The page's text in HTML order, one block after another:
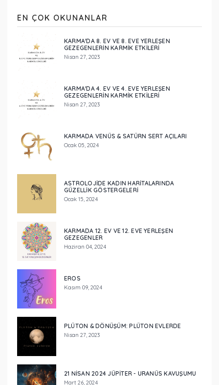
EN ÇOK OKUNANLAR
KARMA'DA 8. EV VE 8. EVE YERLEŞEN
GEZEGENLERİN KARMİK ETKİLERİ
Nisan 27, 2023
KARMA'DA 4. EV VE 4. EVE YERLEŞEN
GEZEGENLERİN KARMİK ETKİLERİ
Nisan 27, 2023
KARMADA VENÜS & SATÜRN SERT AÇILARI
Ocak 05, 2024
ASTROLOJIDE KADIN HARITALARINDA
GÜZELLIK GÖSTERGELERI
Ocak 15, 2024
KARMADA 12. EV VE 12. EVE YERLEŞEN
GEZEGENLER
Haziran 04, 2024
EROS
Kasım 09, 2024
PLÜTON & DÖNÜŞÜM: PLÜTON EVLERDE
Nisan 27, 2023
21 NISAN 2024 JÜPITER - URANÜS KAVUŞUMU
Mart 26, 2024